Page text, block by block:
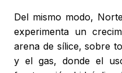
Del mismo modo,
experimenta un
arena de sílice, sobre
y el gas, donde el